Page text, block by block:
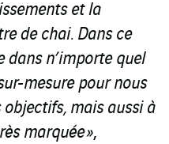
et la
de chai. Dans ce
dans n’importe quel
mesure pour nous
mais aussi à
marquée »,